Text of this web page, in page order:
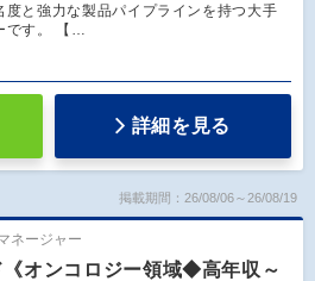
度と強力な製品パイプラインを持つ大手
です。 【…
詳細を見る
掲載期間：26/08/06～26/08/19
ネージャー
オンコロジー領域◆高年収～